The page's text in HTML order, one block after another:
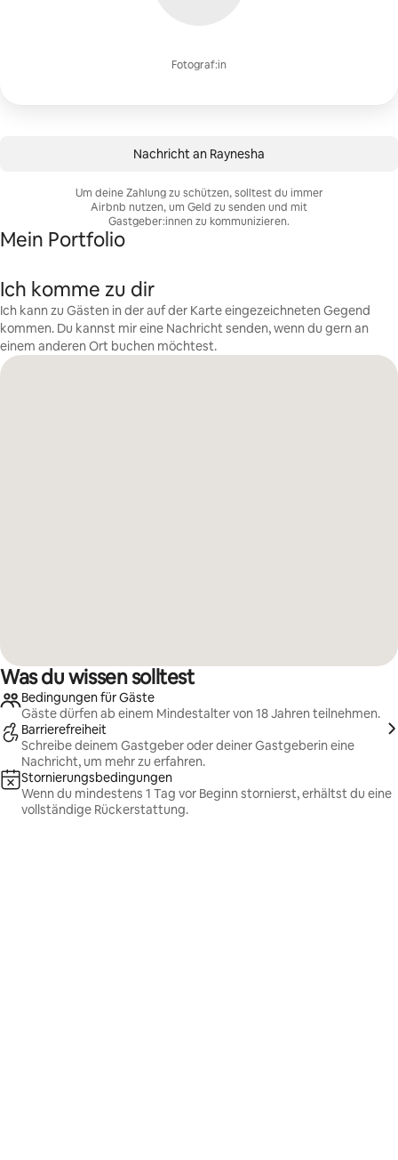
Fotograf:in
Nachricht an Raynesha
Um deine Zahlung zu schützen, solltest du immer
Airbnb nutzen, um Geld zu senden und mit
Gastgeber:innen zu kommunizieren.
Mein Portfolio
Ich komme zu dir
Ich kann zu Gästen in der auf der Karte eingezeichneten Gegend
kommen. Du kannst mir eine Nachricht senden, wenn du gern an
einem anderen Ort buchen möchtest.
Was du wissen solltest
Bedingungen für Gäste
Gäste dürfen ab einem Mindestalter von 18 Jahren teilnehmen.
Barrierefreiheit
Schreibe deinem Gastgeber oder deiner Gastgeberin eine
Nachricht, um mehr zu erfahren.
Stornierungsbedingungen
Wenn du mindestens 1 Tag vor Beginn stornierst, erhältst du eine
vollständige Rückerstattung.